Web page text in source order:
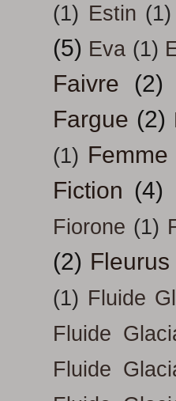
(1) Estin (1)
(5) Eva (1)
Faivre
(2)
Fargue (2)
(1) Femme
Fiction (4)
Fiorone (1)
(2) Fleurus
(1) Fluide
Fluide
Fluide